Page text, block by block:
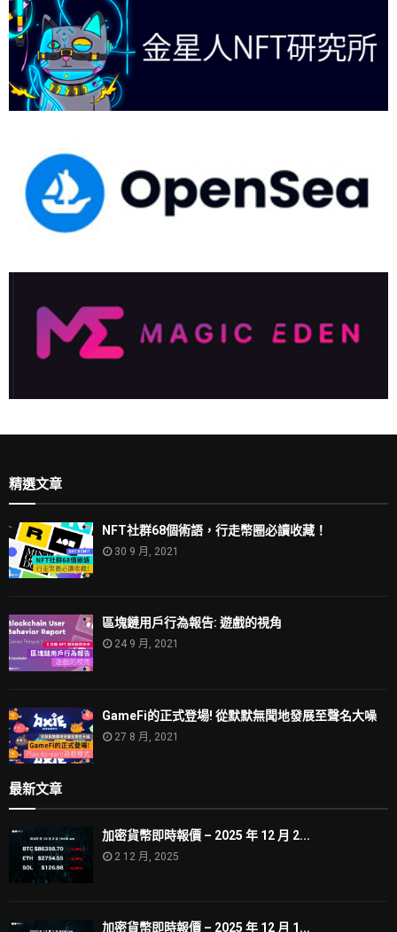
精選文章
NFT社群68個術語，行走幣圈必讀收藏！
30 9 月, 2021
區塊鏈用戶行為報告: 遊戲的視角
24 9 月, 2021
GameFi的正式登場! 從默默無聞地發展至聲名大噪
27 8 月, 2021
最新文章
加密貨幣即時報價 – 2025 年 12 月 2...
2 12 月, 2025
加密貨幣即時報價 – 2025 年 12 月 1...